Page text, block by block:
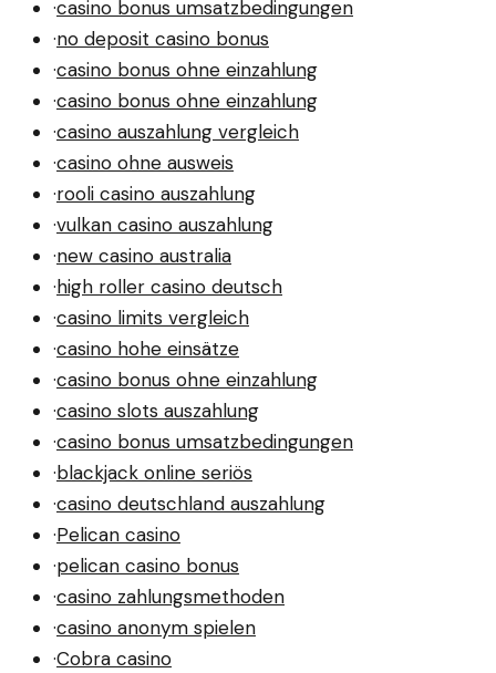
·casino bonus umsatzbedingungen
·no deposit casino bonus
·casino bonus ohne einzahlung
·casino bonus ohne einzahlung
·casino auszahlung vergleich
·casino ohne ausweis
·rooli casino auszahlung
·vulkan casino auszahlung
·new casino australia
·high roller casino deutsch
·casino limits vergleich
·casino hohe einsätze
·casino bonus ohne einzahlung
·casino slots auszahlung
·casino bonus umsatzbedingungen
·blackjack online seriös
·casino deutschland auszahlung
·Pelican casino
·pelican casino bonus
·casino zahlungsmethoden
·casino anonym spielen
·Cobra casino